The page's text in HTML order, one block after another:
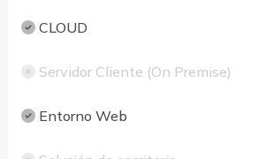
CLOUD
Servidor Cliente (On Premise)
Entorno Web